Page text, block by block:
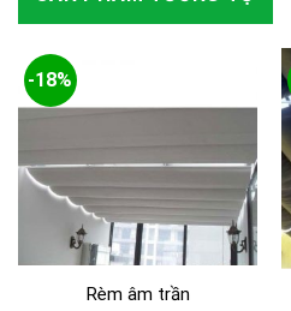
-18%
Rèm âm trần